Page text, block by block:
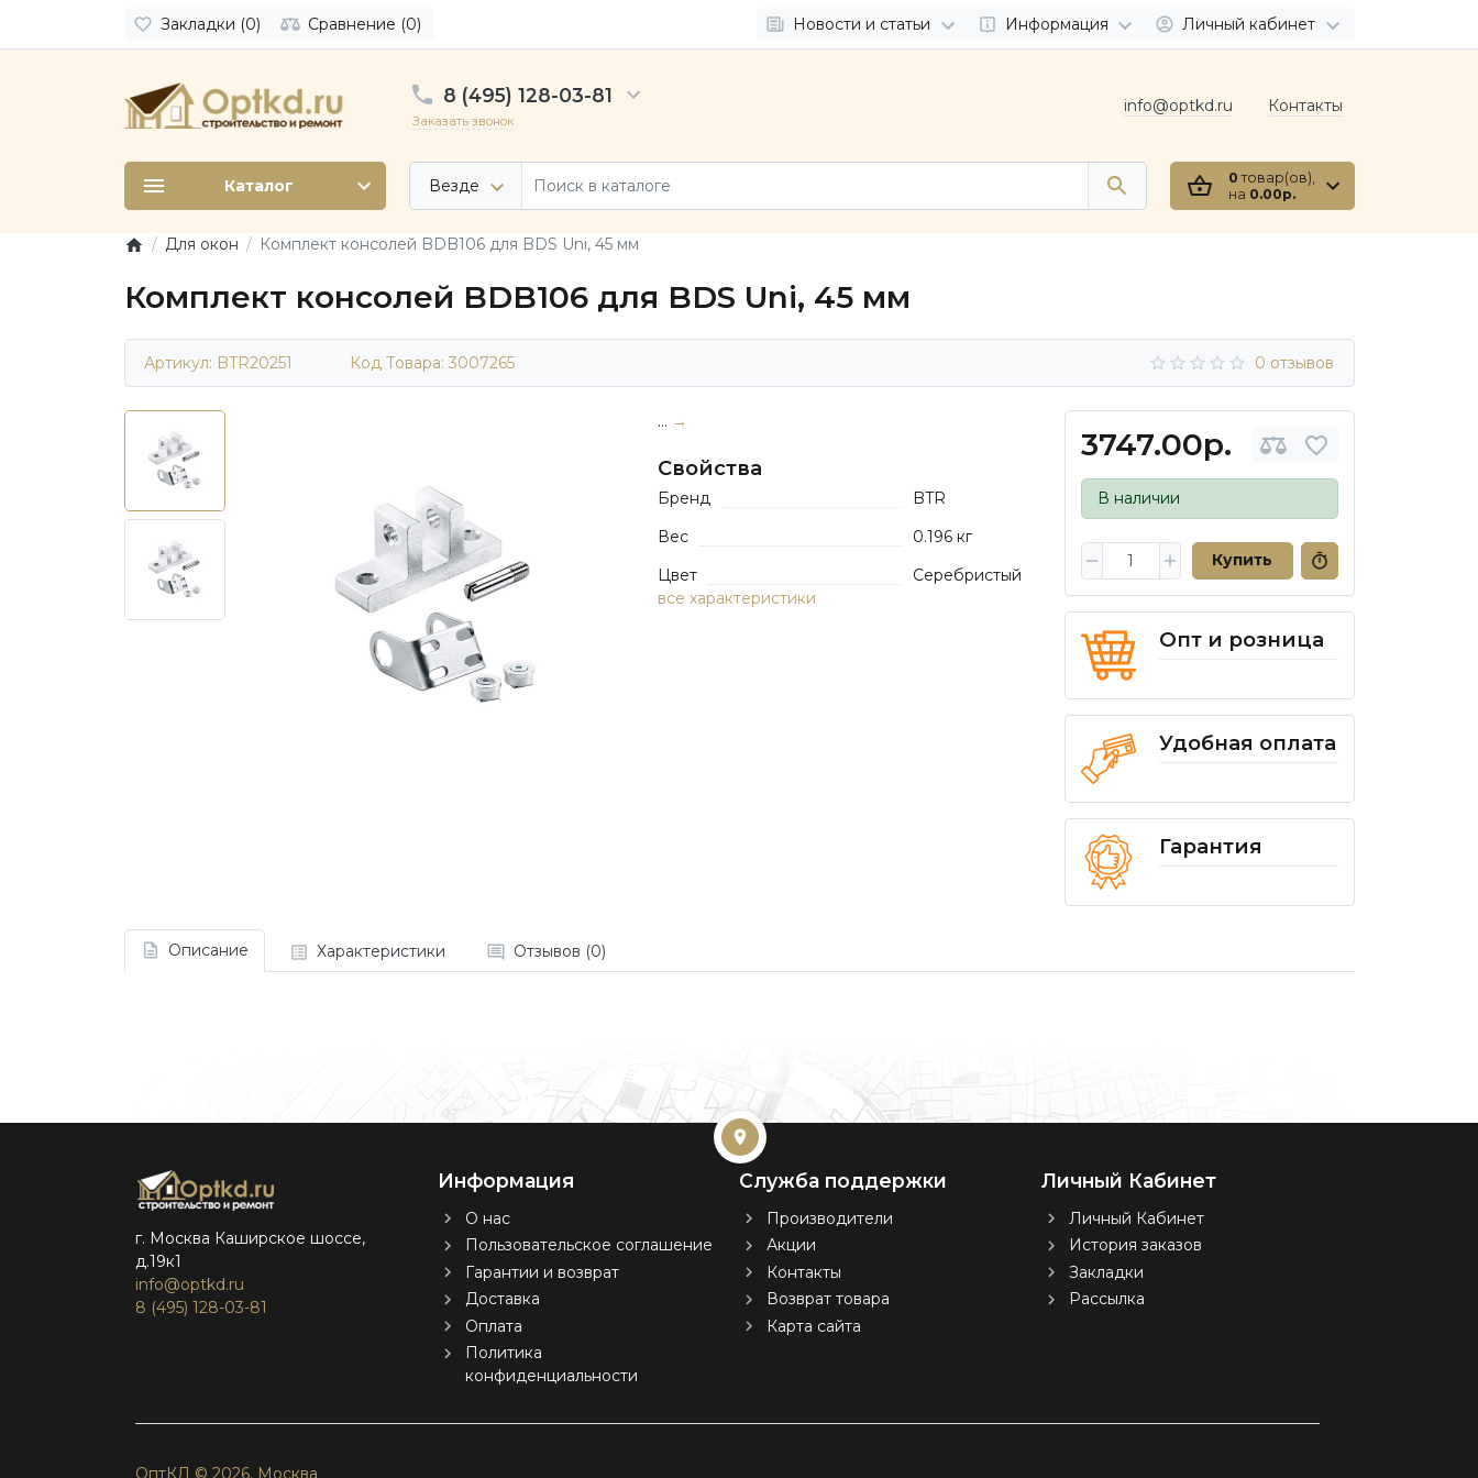
Закладки (0) Сравнение (0) Новости и статьи Информация Личный кабинет
8 (495) 128-03-81
Заказать звонок
Везде
info@optkd.ru Контакты
0 товар(ов),
на 0.00р.
Каталог
Для окон Комплект консолей BDB106 для BDS Uni, 45 мм
Комплект консолей BDB106 для BDS Uni, 45 мм
Артикул: BTR20251 Код Товара: 3007265 0 отзывов
3747.00р.
В наличии
Купить
Опт и розница
Удобная оплата
Гарантия
... →
Свойства
Бренд
BTR
Вес
0.196 кг
Цвет
Серебристый
все характеристики
Описание Характеристики Отзывов (0)
г. Москва Каширское шоссе,
д.19к1
info@optkd.ru
8 (495) 128-03-81
Информация
О нас
Пользовательское соглашение
Гарантии и возврат
Доставка
Оплата
Политика
конфиденциальности
Служба поддержки
Производители
Акции
Контакты
Возврат товара
Карта сайта
Личный Кабинет
Личный Кабинет
История заказов
Закладки
Рассылка
ОптКД © 2026. Москва